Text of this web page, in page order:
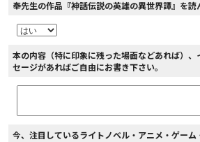
奉先生の作品『神話伝説の英雄の異世界譚』を読
本の内容（特に印象に残った場面などあれば）、
セージがあればご自由にお書き下さい。
今、注目しているライトノベル・アニメ・ゲーム